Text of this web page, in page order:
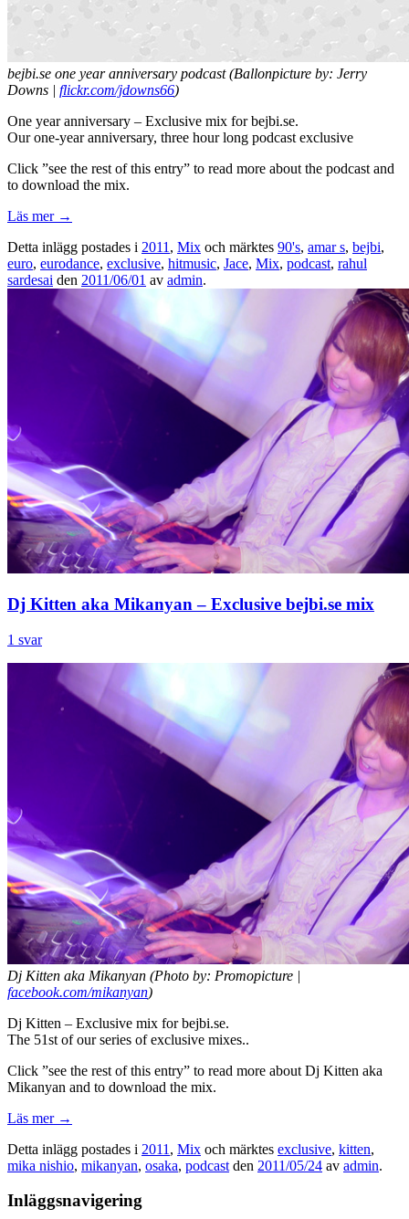
bejbi.se one year anniversary podcast (Ballonpicture by: Jerry
Downs | flickr.com/jdowns66)
One year anniversary – Exclusive mix for bejbi.se.
Our one-year anniversary, three hour long podcast exclusive
Click ”see the rest of this entry” to read more about the podcast and
to download the mix.
Läs mer →
Detta inlägg postades i 2011 , Mix och märktes 90's, amar s, bejbi,
euro, eurodance, exclusive, hitmusic, Jace, Mix, podcast, rahul
sardesai den 2011/06/01 av admin.
Dj Kitten aka Mikanyan – Exclusive bejbi.se mix
1 svar
Dj Kitten aka Mikanyan (Photo by: Promopicture |
facebook.com/mikanyan)
Dj Kitten – Exclusive mix for bejbi.se.
The 51st of our series of exclusive mixes..
Click ”see the rest of this entry” to read more about Dj Kitten aka
Mikanyan and to download the mix.
Läs mer →
Detta inlägg postades i 2011 , Mix och märktes exclusive, kitten,
mika nishio, mikanyan, osaka, podcast den 2011/05/24 av admin.
Inläggsnavigering